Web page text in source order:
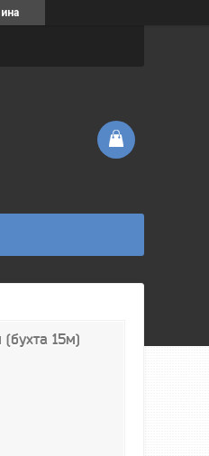
15м)